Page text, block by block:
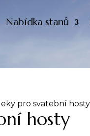
Nabídka stanů
pro svatební
hosty